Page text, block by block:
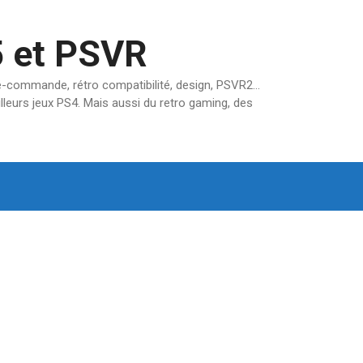
PSVR
commande, rétro compatibilité, design, PSVR2…
jeux PS4. Mais aussi du retro gaming, des